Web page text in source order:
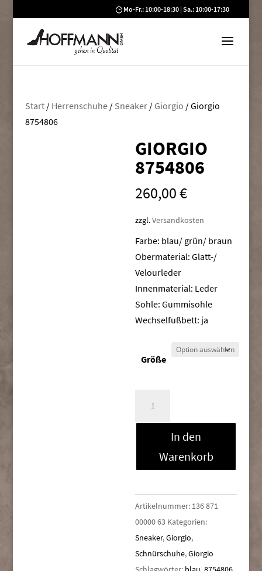
Mo-Fr.: 10:00-18:30 | Sa.: 10:00-17:30
Start/ Herrenschuhe/ Sneaker/ Giorgio / Giorgio
8754806
GIORGIO
8754806
260,00€
zzgl.Versandkosten
Farbe: blau/ grün/ braun
Obermaterial: Glatt-/
Velourleder
Innenmaterial: Leder
Sohle: Gummisohle
Wechselfußbett: ja
Größe
In den
Warenkorb
Artikelnummer: 136 871
00000 63 Kategorien:
Sneaker,Giorgio,
Schnürschuhe,Giorgio